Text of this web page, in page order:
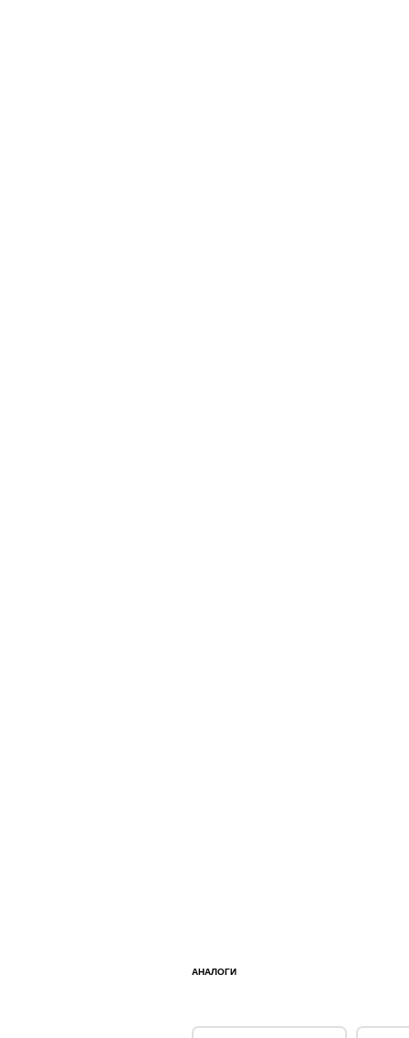
АНАЛОГИ